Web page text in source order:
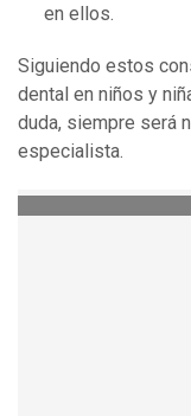
en ellos.
Siguiendo estos
dental en niños y
duda, siempre será
especialista.